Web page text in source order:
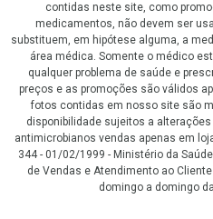
contidas neste site, como
medicamentos, não devem ser
substituem, em hipótese alguma, a
área médica. Somente o médico
qualquer problema de saúde e
preços e as promoções são válidos
fotos contidas em nosso site são
disponibilidade sujeitos a
antimicrobianos vendas apenas em
344 - 01/02/1999 - Ministério da
de Vendas e Atendimento ao
domingo a domingo